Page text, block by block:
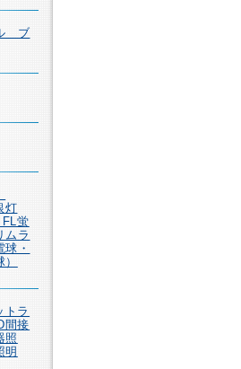
ブ
灯
FL蛍
ラ
・
トラ
間接
照
明